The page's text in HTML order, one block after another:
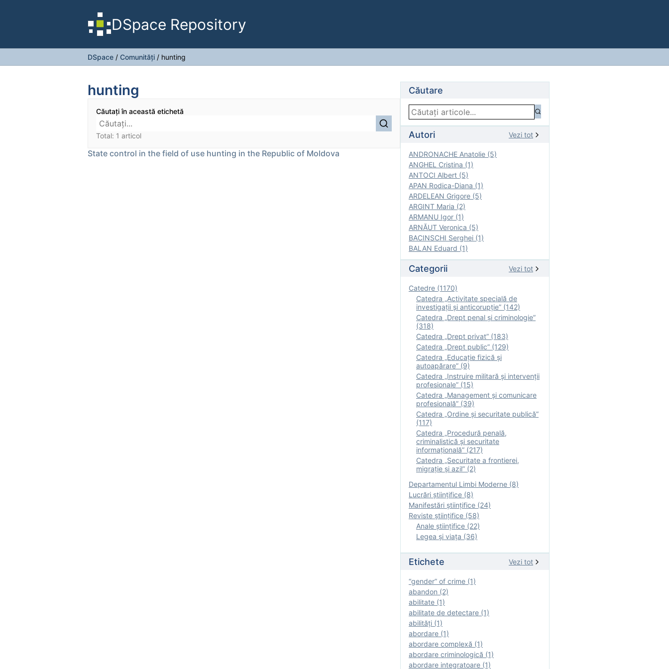
DSpace Repository
DSpace / Comunități / hunting
hunting
Căutați în această etichetă
Total: 1 articol
State control in the field of use hunting in the Republic of Moldova
Căutare
Autori Vezi tot
ANDRONACHE Anatolie (5)
ANGHEL Cristina (1)
ANTOCI Albert (5)
APAN Rodica-Diana (1)
ARDELEAN Grigore (5)
ARGINT Maria (2)
ARMANU Igor (1)
ARNĂUT Veronica (5)
BACINSCHI Serghei (1)
BALAN Eduard (1)
Categorii Vezi tot
Catedre (1170)
Catedra „Activitate specială de
investigaţii şi anticorupție” (142)
Catedra „Drept penal și criminologie”
(318)
Catedra „Drept privat” (183)
Catedra „Drept public” (129)
Catedra „Educație fizică şi
autoapărare” (9)
Catedra „Instruire militară şi intervenţii
profesionale” (15)
Catedra „Management și comunicare
profesională” (39)
Catedra „Ordine și securitate publică”
(117)
Catedra „Procedură penală,
criminalistică și securitate
informațională” (217)
Catedra „Securitate a frontierei,
migrație și azil” (2)
Departamentul Limbi Moderne (8)
Lucrări științifice (8)
Manifestări ştiinţifice (24)
Reviste ştiinţifice (58)
Anale ştiinţifice (22)
Legea şi viaţa (36)
Etichete Vezi tot
“gender” of crime (1)
abandon (2)
abilitate (1)
abilitate de detectare (1)
abilităţi (1)
abordare (1)
abordare complexă (1)
abordare criminologică (1)
abordare integratoare (1)